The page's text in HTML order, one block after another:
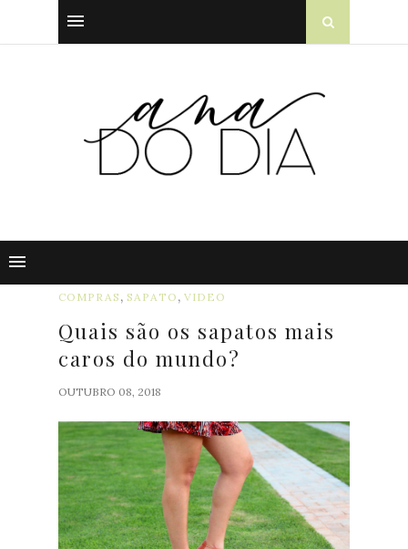
COMPRAS , SAPATO , VIDEO
Quais são os sapatos mais
caros do mundo?
OUTUBRO 08, 2018